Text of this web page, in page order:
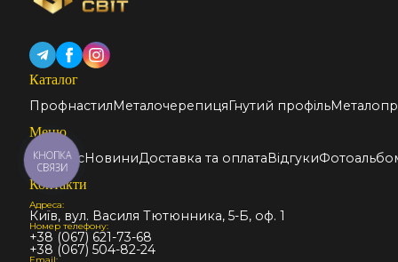
Каталог
ПрофнастилМеталочерепицяГнутий профіль
Меню
Про насНовиниДоставка та оплатаВідгуки
Контакти
Адреса:
Київ, вул. Василя Тютюнника, 5-Б, оф. 1
Номер телефону:
+38 (067) 621-73-68
+38 (067) 504-82-24
КНОПКА
СВЯЗИ